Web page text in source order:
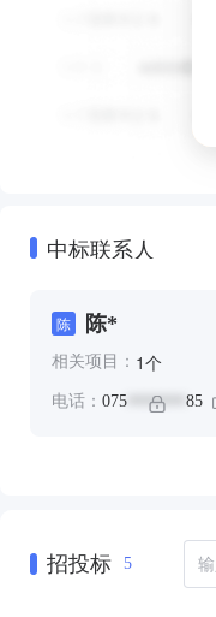
中标联系人
陈 陈*
相关项目： 1个
电话： 075 ******* 85
招投标 5